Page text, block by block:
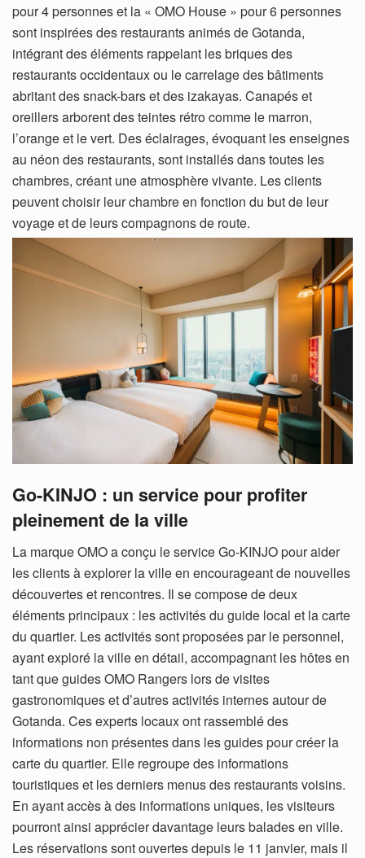
pour 4 personnes et la « OMO House » pour 6 personnes
sont inspirées des restaurants animés de Gotanda,
intégrant des éléments rappelant les briques des
restaurants occidentaux ou le carrelage des bâtiments
abritant des snack-bars et des izakayas. Canapés et
oreillers arborent des teintes rétro comme le marron,
l’orange et le vert. Des éclairages, évoquant les enseignes
au néon des restaurants, sont installés dans toutes les
chambres, créant une atmosphère vivante. Les clients
peuvent choisir leur chambre en fonction du but de leur
voyage et de leurs compagnons de route.
Go-KINJO : un service pour profiter
pleinement de la ville
La marque OMO a conçu le service Go-KINJO pour aider
les clients à explorer la ville en encourageant de nouvelles
découvertes et rencontres. Il se compose de deux
éléments principaux : les activités du guide local et la carte
du quartier. Les activités sont proposées par le personnel,
ayant exploré la ville en détail, accompagnant les hôtes en
tant que guides OMO Rangers lors de visites
gastronomiques et d’autres activités internes autour de
Gotanda. Ces experts locaux ont rassemblé des
informations non présentes dans les guides pour créer la
carte du quartier. Elle regroupe des informations
touristiques et les derniers menus des restaurants voisins.
En ayant accès à des informations uniques, les visiteurs
pourront ainsi apprécier davantage leurs balades en ville.
Les réservations sont ouvertes depuis le 11 janvier, mais il